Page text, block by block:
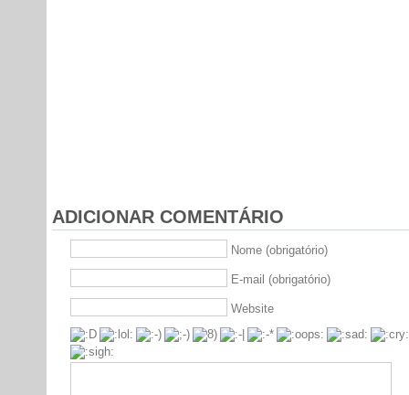
ADICIONAR COMENTÁRIO
Nome (obrigatório)
E-mail (obrigatório)
Website